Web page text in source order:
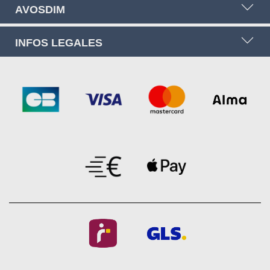
AVOSDIM
INFOS LEGALES